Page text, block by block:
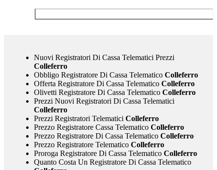
Nuovi Registratori Di Cassa Telematici Prezzi
Colleferro
Obbligo Registratore Di Cassa TelematicoColleferro
Offerta Registratore Di Cassa TelematicoColleferro
Olivetti Registratore Di Cassa TelematicoColleferro
Prezzi Nuovi Registratori Di Cassa Telematici
Colleferro
Prezzi Registratori Telematici Colleferro
Prezzo Registratore Cassa TelematicoColleferro
Prezzo Registratore Di Cassa TelematicoColleferro
Prezzo Registratore TelematicoColleferro
Proroga Registratore Di Cassa TelematicoColleferro
Quanto Costa Un Registratore Di Cassa Telematico